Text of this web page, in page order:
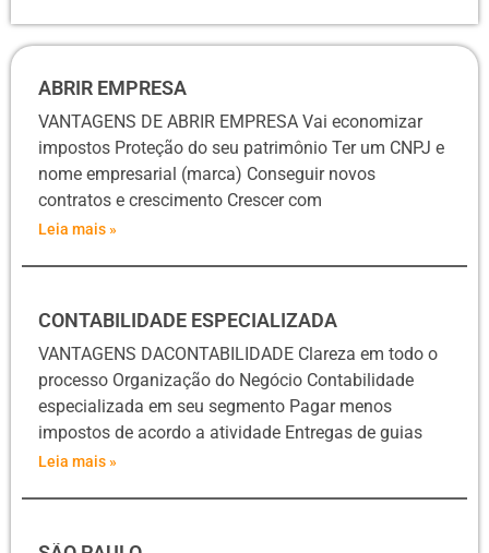
ABRIR EMPRESA
VANTAGENS DE ABRIR EMPRESA Vai economizar
impostos Proteção do seu patrimônio Ter um CNPJ e
nome empresarial (marca) Conseguir novos
contratos e crescimento Crescer com
Leia mais »
CONTABILIDADE ESPECIALIZADA
VANTAGENS DACONTABILIDADE Clareza em todo o
processo Organização do Negócio Contabilidade
especializada em seu segmento Pagar menos
impostos de acordo a atividade Entregas de guias
Leia mais »